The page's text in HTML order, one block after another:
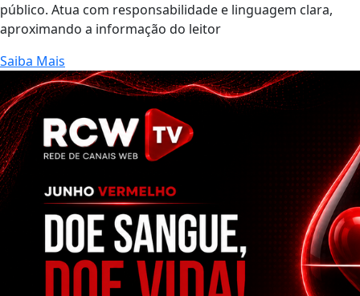
público. Atua com responsabilidade e linguagem clara,
aproximando a informação do leitor
Saiba Mais